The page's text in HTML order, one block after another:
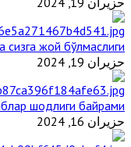
жой бўлмаслиги!
حزيران 19, 2024
шодлиги байрами
حزيران 16, 2024